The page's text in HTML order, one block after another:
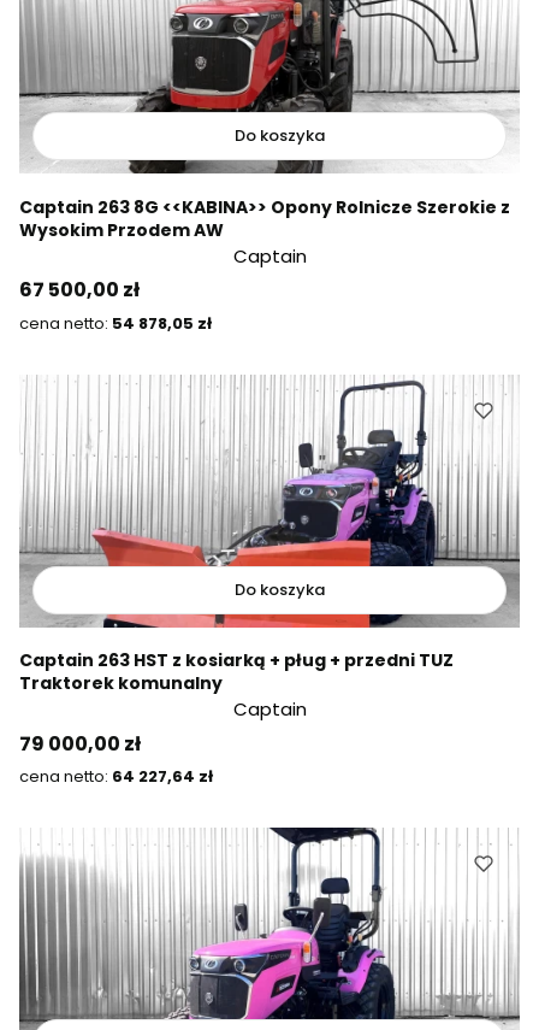
Do koszyka
Captain 263 8G <<KABINA>> Opony Rolnicze Szerokie z
Wysokim Przodem AW
Captain
Cena
67 500,00 zł
Cena
54 878,05 zł
Do koszyka
Captain 263 HST z kosiarką + pług + przedni TUZ
Traktorek komunalny
Captain
Cena
79 000,00 zł
Cena
64 227,64 zł